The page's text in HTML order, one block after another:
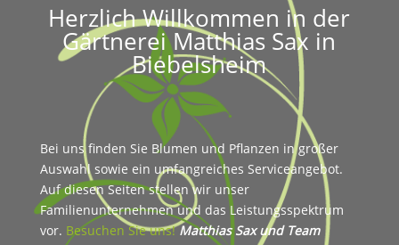
Herzlich Willkommen in der
Gärtnerei Matthias Sax in
Biebelsheim
Bei uns finden Sie Blumen und Pflanzen in großer
Auswahl sowie ein umfangreiches Serviceangebot.
Auf diesen Seiten stellen wir unser
Familienunternehmen und das Leistungsspektrum
vor. Besuchen Sie uns! Matthias Sax und Team